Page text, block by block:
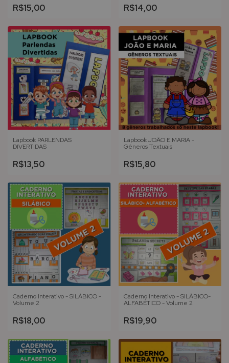
R$15,00 R$14,00
Lapbook PARLENDAS
DIVERTIDAS
R$13,50
Lapbook JOÃO E MARIA -
Gêneros Textuais
R$15,80
Caderno Interativo - SILÁBICO -
Volume 2
R$18,00
Caderno Interativo - SILÁBICO-
ALFABÉTICO - Volume 2
R$19,90